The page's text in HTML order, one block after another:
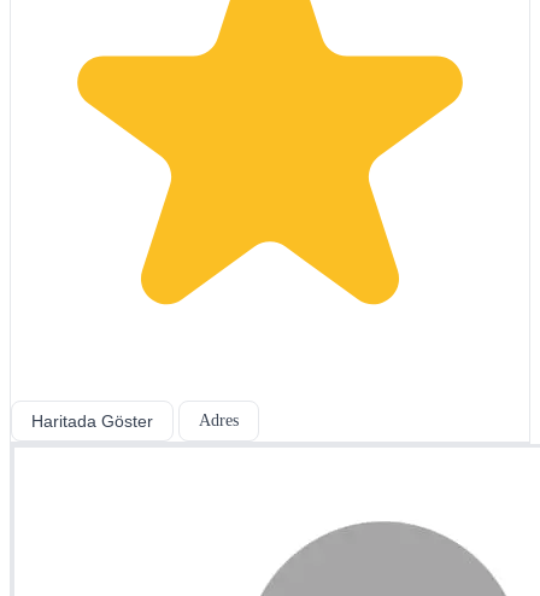
Haritada Göster Adres